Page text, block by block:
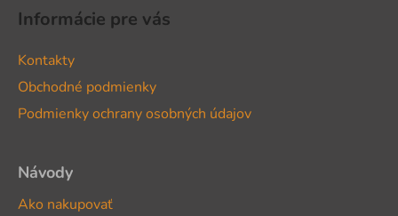
Informácie pre vás
Kontakty
Obchodné podmienky
Podmienky ochrany osobných údajov
Návody
Ako nakupovať